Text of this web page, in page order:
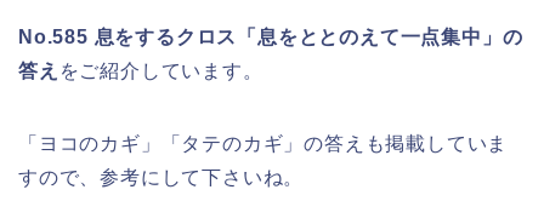
No.585 息をするクロス「息をととのえて一点集中」の
答え をご紹介しています。
「ヨコのカギ」「タテのカギ」の答えも掲載していま
すので、参考にして下さいね。